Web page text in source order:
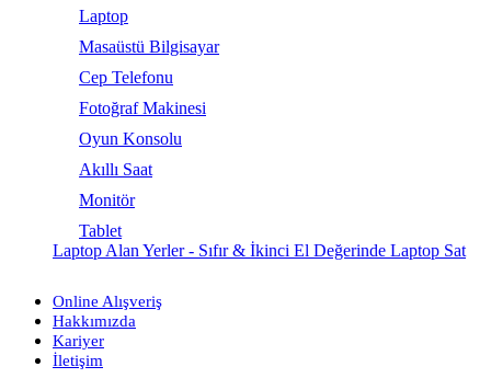
Laptop
Masaüstü Bilgisayar
Cep Telefonu
Fotoğraf Makinesi
Oyun Konsolu
Akıllı Saat
Monitör
Tablet
Laptop Alan Yerler - Sıfır & İkinci El Değerinde Laptop Sat
Online Alışveriş
Hakkımızda
Kariyer
İletişim